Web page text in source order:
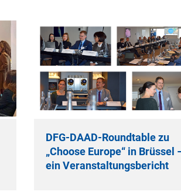
DFG-DAAD-Roundtable zu
„Choose Europe“ in Brüssel
ein Veranstaltungsbericht